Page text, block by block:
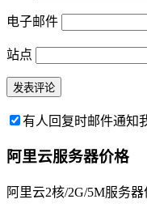
电子邮件
站点
有人回复时邮件通知
阿里云服务器价格
阿里云2核/2G/5M服务